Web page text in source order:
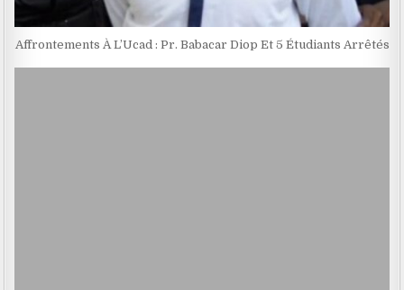
Affrontements À L’Ucad : Pr. Babacar Diop Et 5 Étudiants Arrêtés